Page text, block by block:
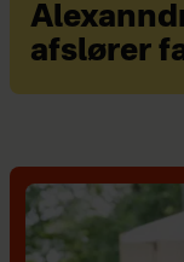
afslører